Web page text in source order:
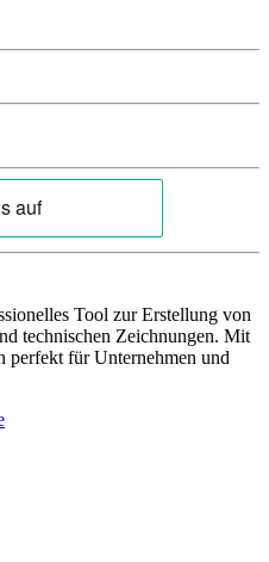
Tool zur Erstellung von
technischen Zeichnungen. Mit
perfekt für Unternehmen und